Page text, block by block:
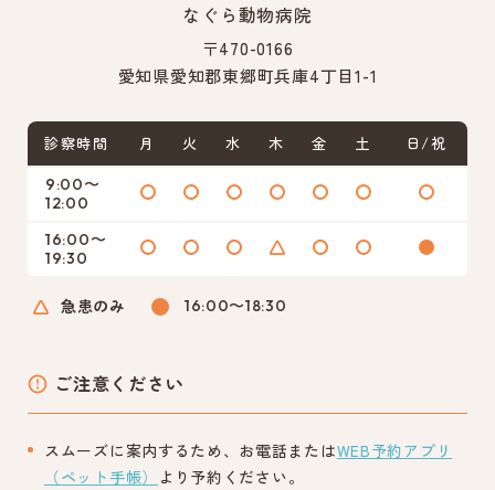
なぐら動物病院
〒470-0166
愛知県愛知郡東郷町兵庫4丁目1-1
診察時間 月 火 水 木 金 土 日/祝
9:00〜
12:00
16:00〜
19:30
急患のみ 16:00〜18:30
ご注意ください
スムーズに案内するため、お電話またはWEB予約アプリ
（ペット手帳）
より予約ください。